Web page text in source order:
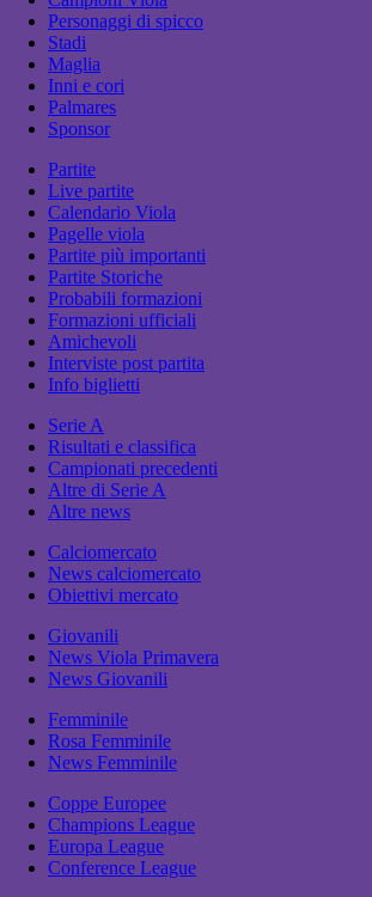
Personaggi di spicco
Stadi
Maglia
Inni e cori
Palmares
Sponsor
Partite
Live partite
Calendario Viola
Pagelle viola
Partite più importanti
Partite Storiche
Probabili formazioni
Formazioni ufficiali
Amichevoli
Interviste post partita
Info biglietti
Serie A
Risultati e classifica
Campionati precedenti
Altre di Serie A
Altre news
Calciomercato
News calciomercato
Obiettivi mercato
Giovanili
News Viola Primavera
News Giovanili
Femminile
Rosa Femminile
News Femminile
Coppe Europee
Champions League
Europa League
Conference League